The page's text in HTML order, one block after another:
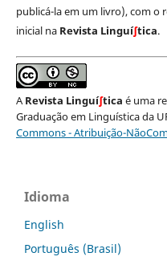
publicá-la em um livro), com o
inicial na Revista Linguí∫tica.
ARevista Linguí∫tica é uma
Graduação em Linguística da
Commons - Atribuição-
Idioma
English
Português (Brasil)